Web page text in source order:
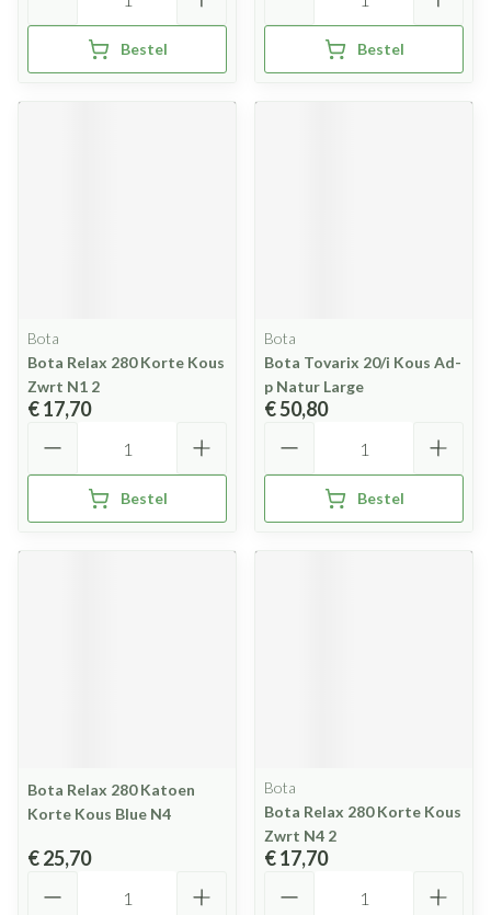
Bestel Bestel
Bota
Bota Relax 280 Korte Kous
Zwrt N1 2
€ 17,70
Bestel
Bota
Bota Tovarix 20/i Kous Ad-
p Natur Large
€ 50,80
Bestel
Bota Relax 280 Katoen
Korte Kous Blue N4
€ 25,70
Bota
Bota Relax 280 Korte Kous
Zwrt N4 2
€ 17,70